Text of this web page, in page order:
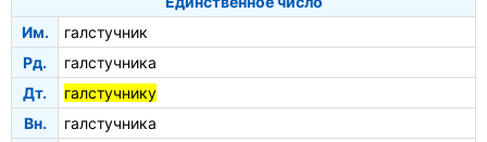
Им.
галстучник
Рд.
галстучника
Дт.
галстучнику
Вн.
галстучника